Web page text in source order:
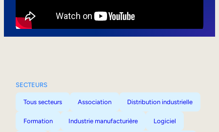
SECTEURS
Tous secteurs Association Distribution industrielle
Formation Industrie manufacturière Logiciel